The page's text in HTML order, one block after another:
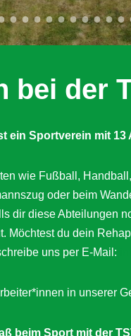
der
ein Sportverein mit 13
wie Fußball,
oder beim
dir diese Abteilungen
du dein
uns per E-Mail:
in unserer
beim Sport mit der